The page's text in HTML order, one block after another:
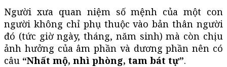
Người xưa quan niệm số mệnh của một con
người không chỉ phụ thuộc vào bản thân người
đó (tức giờ ngày, tháng, năm sinh) mà còn chịu
ảnh hưởng của âm phần và dương phần nên có
câu “Nhất mộ, nhì phòng, tam bát tự”.